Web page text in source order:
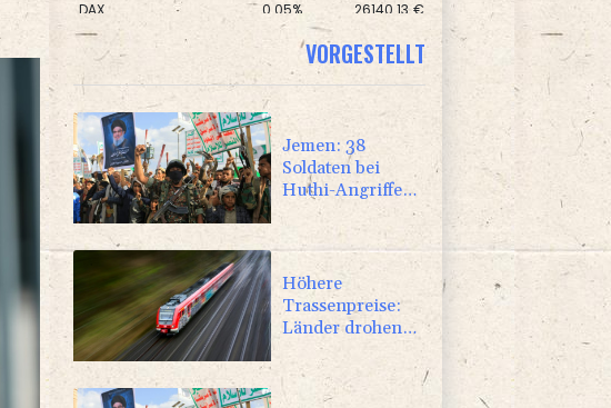
SDAX
0.06% 18564.81 €
VORGESTELLT
Jemen: 38
Soldaten bei
Huthi-Angriffen
getötet -
Regierung
kündigt
Vergeltung an
Höhere
Trassenpreise:
Länder drohen
mit Klage